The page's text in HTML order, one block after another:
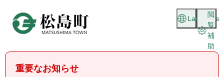
頭
閲
覧
補
助
Language
重要なお知らせ